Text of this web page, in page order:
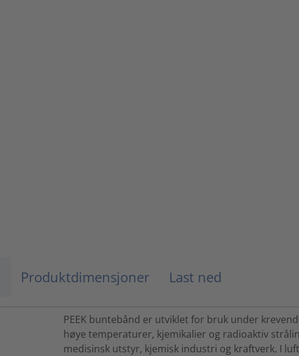
Produktdimensjoner Last ned
PEEK buntebånd er utviklet for bruk under
høye temperaturer, kjemikalier og radioaktiv
medisinsk utstyr, kjemisk industri og kraftverk. I